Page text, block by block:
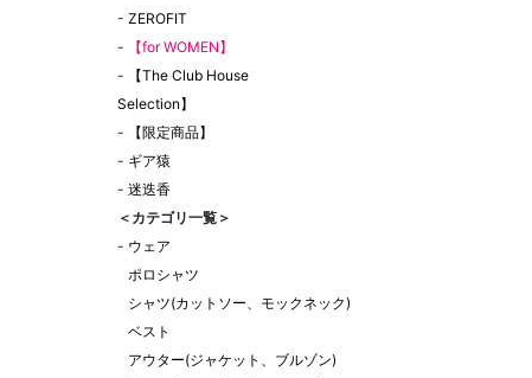
- ZEROFIT
-
【for WOMEN】
-
【The Club House
Selection】
-
【限定商品】
- ギア猿
- 迷迭香
＜カテゴリ一覧＞
- ウェア
ポロシャツ
シャツ(カットソー、モックネック)
ベスト
アウター(ジャケット、ブルゾン)